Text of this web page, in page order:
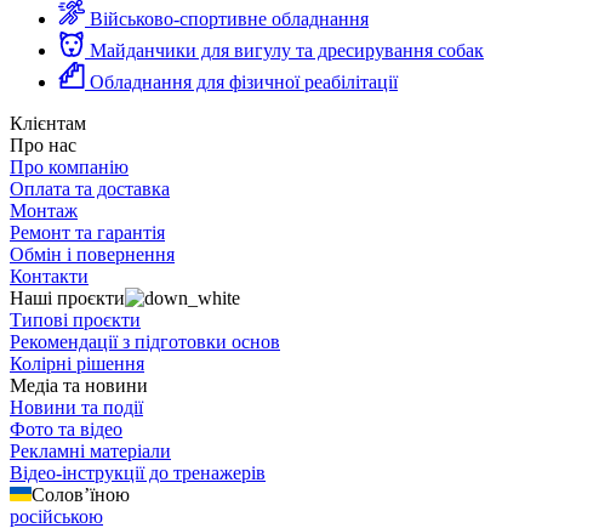
Військово-спортивне обладнання
Майданчики для вигулу та дресирування собак
Обладнання для фізичної реабілітації
Клієнтам
Про нас
Про компанію
Оплата та доставка
Монтаж
Ремонт та гарантія
Обмін і повернення
Контакти
Наші проєкти
Типові проєкти
Рекомендації з підготовки основ
Колірні рішення
Медіа та новини
Новини та події
Фото та відео
Рекламні матеріали
Відео-інструкції до тренажерів
Солов’їною
російською